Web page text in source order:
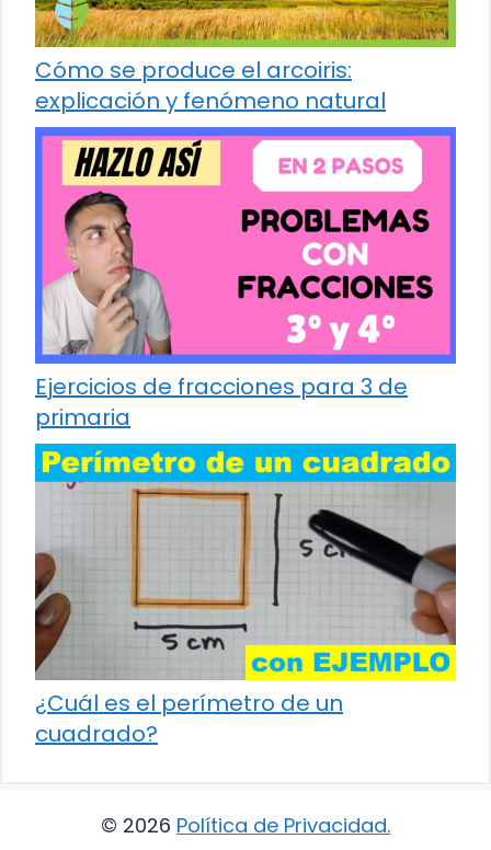
Cómo se produce el arcoiris:
explicación y fenómeno natural
Ejercicios de fracciones para 3 de
primaria
¿Cuál es el perímetro de un
cuadrado?
© 2026 Política de Privacidad.